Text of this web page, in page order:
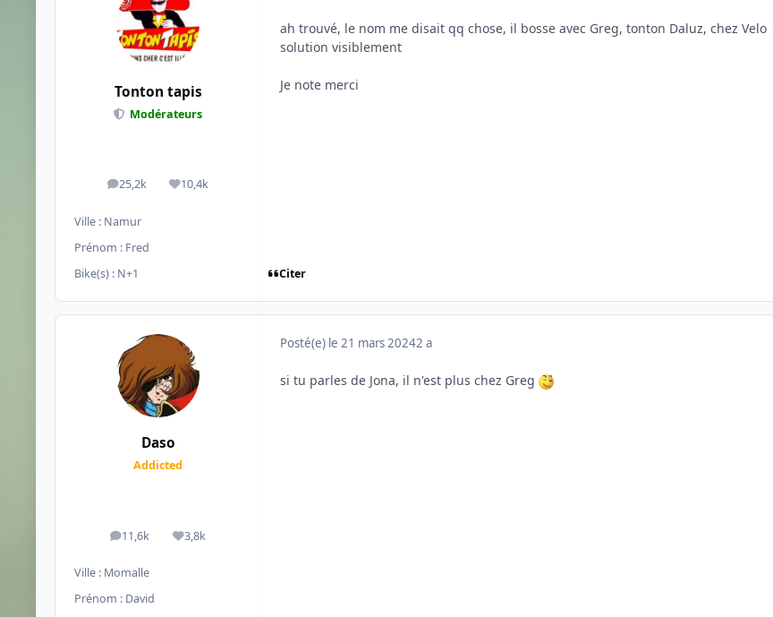
Tonton tapis
Modérateurs
25,2k
messages 10,4k
Réputation
Ville : Namur
Prénom : Fred
Bike(s) : N+1
ah trouvé, le nom me disait qq chose, il bosse avec Greg, tonton Daluz, chez Velo
solution visiblement
Je note merci
Citer
Daso
Addicted
11,6k
messages3,8k
Réputation
Ville : Momalle
Prénom : David
Posté(e) le 21 mars 20242 a
si tu parles de Jona, il n'est plus chez Greg